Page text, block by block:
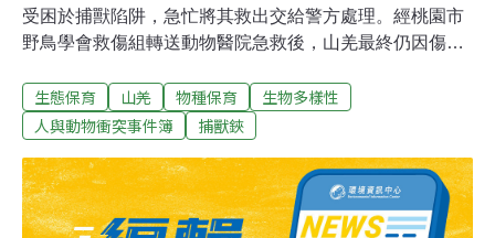
受困於捕獸陷阱，急忙將其救出交給警方處理。經桃園市
野鳥學會救傷組轉送動物醫院急救後，山羌最終仍因傷勢
復興區交界被俗稱「山豬吊」的鋼索繩捕獸陷阱所捕獲，
市民發現牠時已奄奄一息。學會批評，設下捕獸陷阱嚴重
是無差別式的攻擊，經常有保育類動物像黑長尾雉、穿山
甲等因而受傷。獸醫師表示，鹿科動物被捕抓後很容易過
度緊張，這隻山羌被困住3天以上，腳踝因被套索長期勒
生態保育 山羌 物種保育
生物多樣性
人與動物衝突事件簿
捕獸鋏